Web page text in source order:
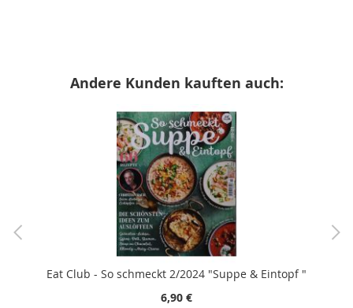
Andere Kunden kauften auch:
Eat Club - So schmeckt 2/2024 "Suppe & Eintopf "
6,90 €